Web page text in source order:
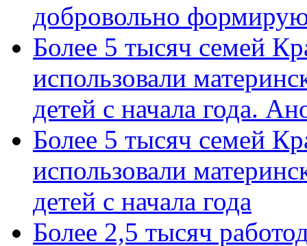
добровольно
Более 5 тысяч семей
использовали
детей с начала года.
Более 5 тысяч семей
использовали
детей с начала года
Более 2,5 тысяч